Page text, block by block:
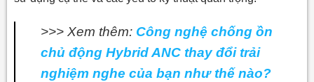
>>> Xem thêm: Công nghệ chống ồn
chủ động Hybrid ANC thay đổi trải
nghiệm nghe của bạn như thế nào?